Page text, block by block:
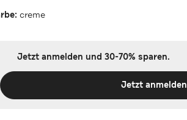
creme
Jetzt anmelden und 30-70% sparen.
Jetzt anmelden